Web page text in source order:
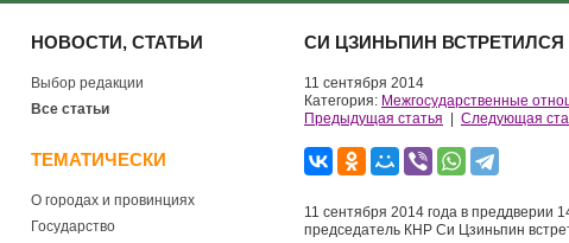
НОВОСТИ, СТАТЬИ
Выбор редакции
Все статьи
ТЕМАТИЧЕСКИ
О городах и провинциях
Государство
СИ ЦЗИНЬПИН
11 сентября 2014
Категория: Межгосударственные
Предыдущая статья
Следующая
11 сентября 2014 года в преддверии
председатель КНР Си Цзиньпин